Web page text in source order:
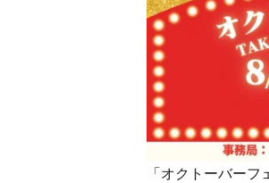
「オクトーバー